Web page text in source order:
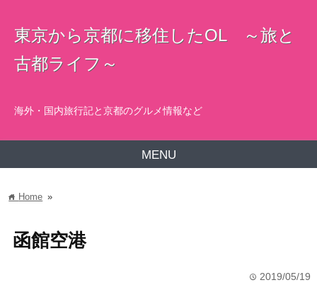
東京から京都に移住したOL ～旅と
古都ライフ～
海外・国内旅行記と京都のグルメ情報など
MENU
home Home »
函館空港
time 2019/05/19